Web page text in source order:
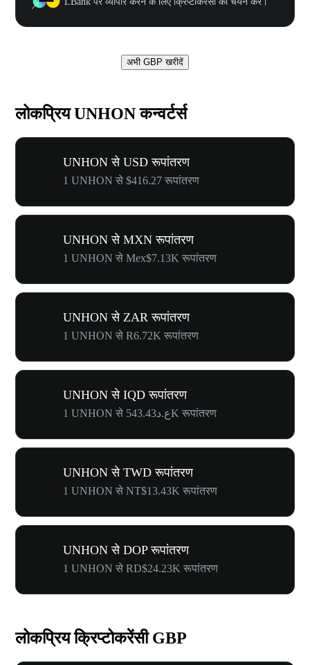
अभी GBP खरीदें
लोकप्रिय UNHON कन्वर्टर्स
UNHON से USD रूपांतरण
1 UNHON से $416.27 रूपांतरण
UNHON से MXN रूपांतरण
1 UNHON से Mex$7.13K रूपांतरण
UNHON से ZAR रूपांतरण
1 UNHON से R6.72K रूपांतरण
UNHON से IQD रूपांतरण
1 UNHON से ع.د543.43K रूपांतरण
UNHON से TWD रूपांतरण
1 UNHON से NT$13.43K रूपांतरण
UNHON से DOP रूपांतरण
1 UNHON से RD$24.23K रूपांतरण
लोकप्रिय क्रिप्टोकरेंसी GBP